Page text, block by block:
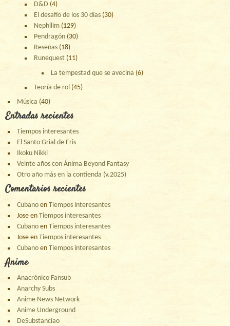
D&D (4)
El desafío de los 30 días (30)
Nephilim (129)
Pendragón (30)
Reseñas (18)
Runequest (11)
La tempestad que se avecina (6)
Teoría de rol (45)
Música (40)
Entradas recientes
Tiempos interesantes
El Santo Grial de Eris
Ikoku Nikki
Veinte años con Ánima Beyond Fantasy
Otro año más en la contienda (v.2025)
Comentarios recientes
Cubano enTiempos interesantes
Jose enTiempos interesantes
Cubano enTiempos interesantes
Jose enTiempos interesantes
Cubano enTiempos interesantes
Anime
Anacrónico Fansub
Anarchy Subs
Anime News Network
Anime Underground
DeSubstanciao